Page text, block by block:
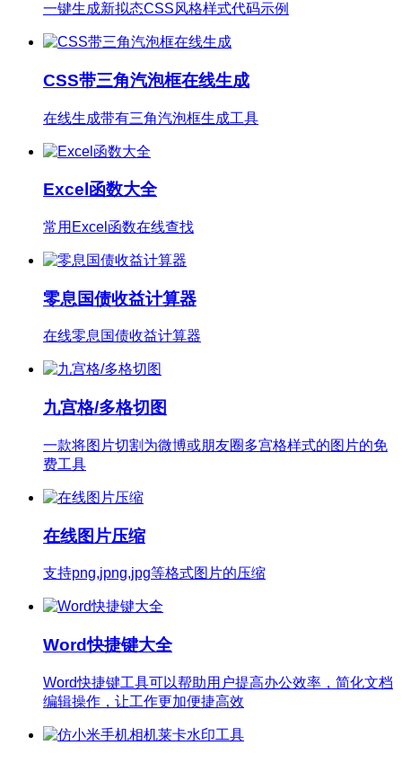
一键生成新拟态CSS风格样式代码示例
CSS带三角汽泡框在线生成
在线生成带有三角汽泡框生成工具
Excel函数大全
常用Excel函数在线查找
零息国债收益计算器
在线零息国债收益计算器
九宫格/多格切图
一款将图片切割为微博或朋友圈多宫格样式的图片的免
费工具
在线图片压缩
支持png,jpng,jpg等格式图片的压缩
Word快捷键大全
Word快捷键工具可以帮助用户提高办公效率，简化文档
编辑操作，让工作更加便捷高效